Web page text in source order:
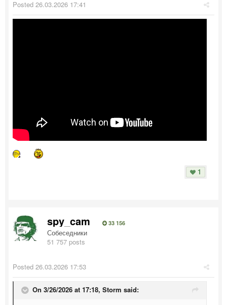
Posted 26.03.2026 17:41
1
spy_cam 33 156
Собеседники
51 757 posts
Posted 26.03.2026 17:53
On 3/26/2026 at 17:18, Storm said: